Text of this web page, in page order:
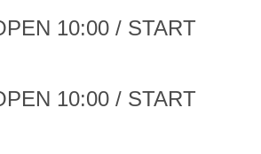
10:00 / START
10:00 / START